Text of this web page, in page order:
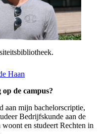
Haan
de campus?
aan mijn bachelorscriptie,
Bedrijfskunde aan de
en studeert Rechten in